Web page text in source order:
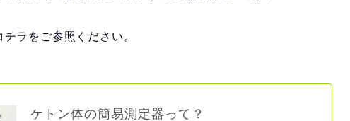
ラをご参照ください。
ケトン体の簡易測定器って？